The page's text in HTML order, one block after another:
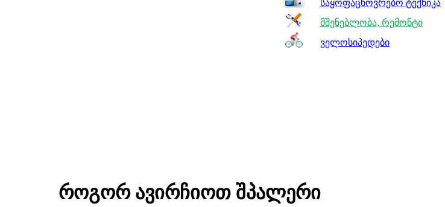
საყოფაცხოვრებო ტექნიკა
მშენებლობა, რემონტი
ველოსიპედები
როგორ ავირჩიოთ შპალერი